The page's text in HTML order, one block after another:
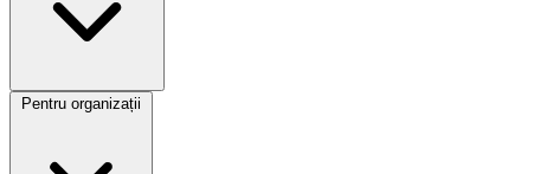
Pentru organizații